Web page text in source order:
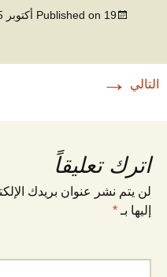
Published on 19 أكتوبر 2015
التالي →
اترك تعليقاً
لن يتم نشر عنوان بريدك
إليها بـ *